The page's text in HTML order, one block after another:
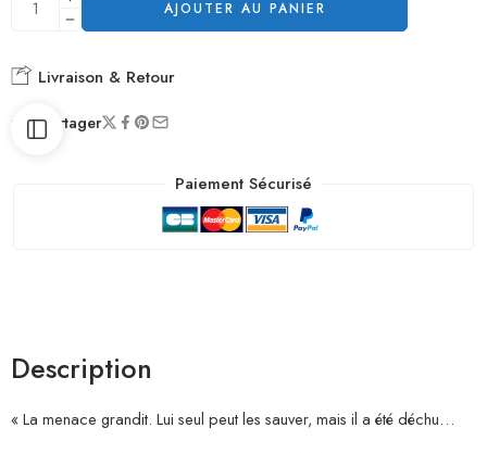
AJOUTER AU PANIER
Livraison & Retour
Partager
Paiement Sécurisé
Description
« La menace grandit. Lui seul peut les sauver, mais il a été déchu…